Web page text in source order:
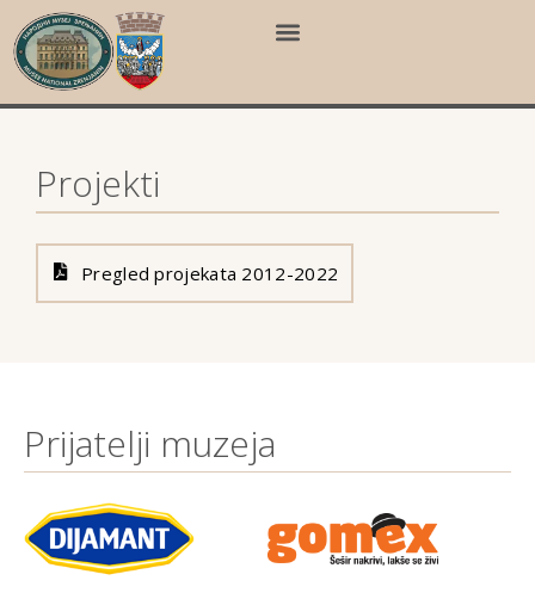
Projekti
Pregled projekata 2012-2022
Prijatelji muzeja